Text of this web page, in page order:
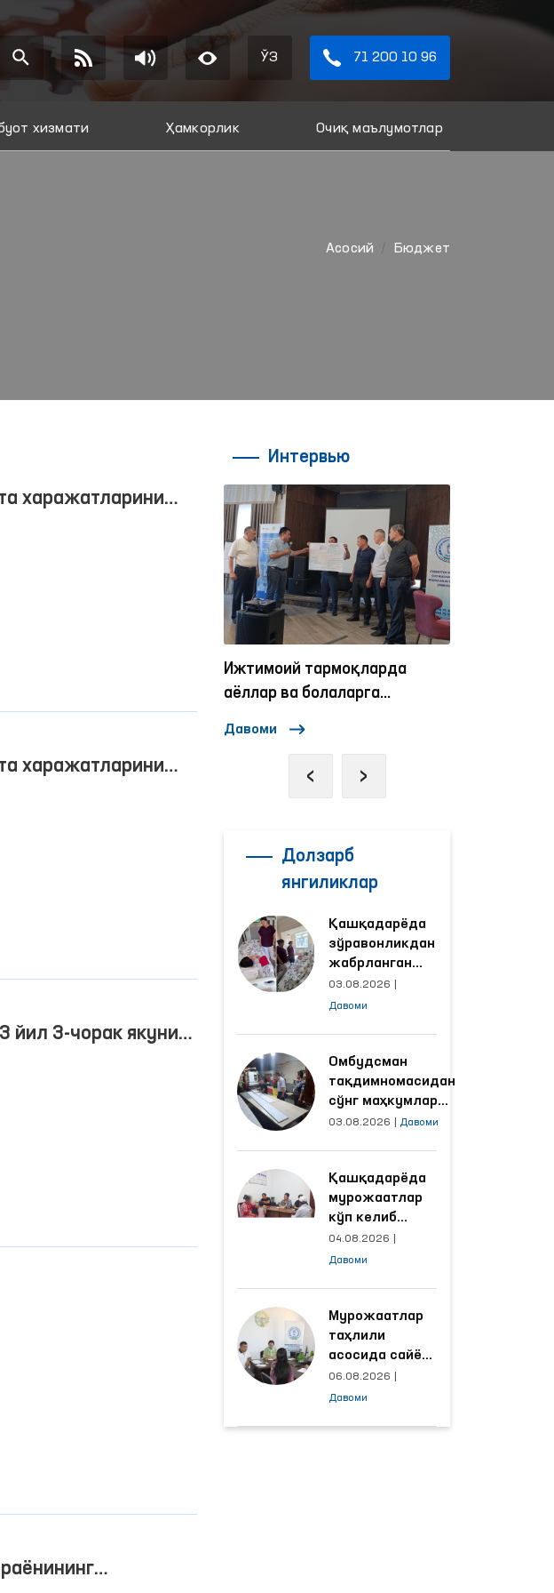
ЎЗ 71 200 10 96
хизмати Ҳамкорлик Очиқ маълумотлар
Aсосий Бюджет
харажатларини
2023 йил 3-чорак
харажатларини
2023 йил 3-чорак
йил 3-чорак якуни
тўғрисида
Интервью
дарслар
Ижтимоий тармоқларда
аёллар ва болаларга
қарши курашиш
Давоми
‹ ›
Долзарб
янгиликлар
Қашқадарёда
зўравонликдан
жабрланган
аёлнинг ҳолати
Омбудсман
03.08.2026
Давоми
Омбудсман
тақдимномасидан
сўнг маҳкумлар
меҳнат қилаётган
яхшиланди
03.08.2026 Давоми
Қашқадарёда
мурожаатлар
кўп келиб
тушаётган
ҳудудлар
ишлаш йўлга
қўйилди
04.08.2026
Давоми
Мурожаатлар
таҳлили
асосида сайёр
қабул
ўтказиладиган
06.08.2026
Давоми